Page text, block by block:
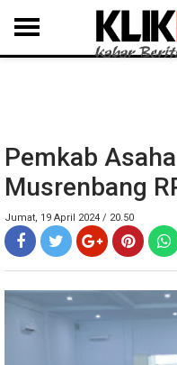
MEDAN LANGKAT DAIRI
Pemkab
Musrenbang
Jumat, 19 April 2024 / 20.50